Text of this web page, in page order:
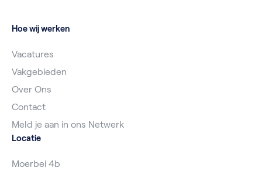
Hoe wij werken
Vacatures
Vakgebieden
Over Ons
Contact
Meld je aan in ons Netwerk
Locatie
Moerbei 4b